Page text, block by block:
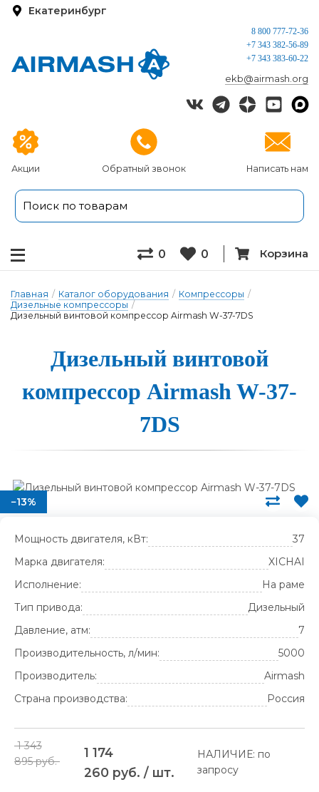
Екатеринбург
Акции Обратный звонок Написать нам
8 800 777-72-36
+7 343 382-56-89
+7 343 383-60-22
ekb@airmash.org
0 0 Корзина
Главная / Каталог оборудования / Компрессоры /
Дизельные компрессоры /
Дизельный винтовой компрессор Airmash W-37-7DS
Дизельный вин­то­вой
ком­прес­сор Airmash W-37-
7DS
−13%
Мощность двигателя, кВт:
37
Марка двигателя:
XICHAI
Исполнение:
На раме
Тип привода:
Дизельный
Давление, атм:
7
Производительность, л/мин:
5000
Производитель:
Airmash
Страна производства:
Россия
1 343
895 руб.
1 174
260 руб. / шт.
НАЛИЧИЕ: по
запросу